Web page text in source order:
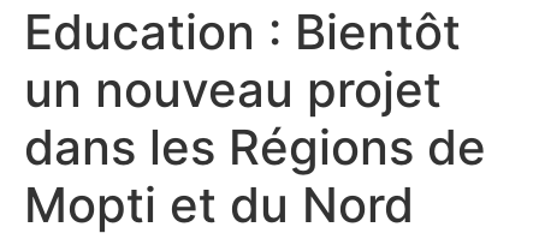
Education : Bientôt
un nouveau projet
dans les Régions de
Mopti et du Nord